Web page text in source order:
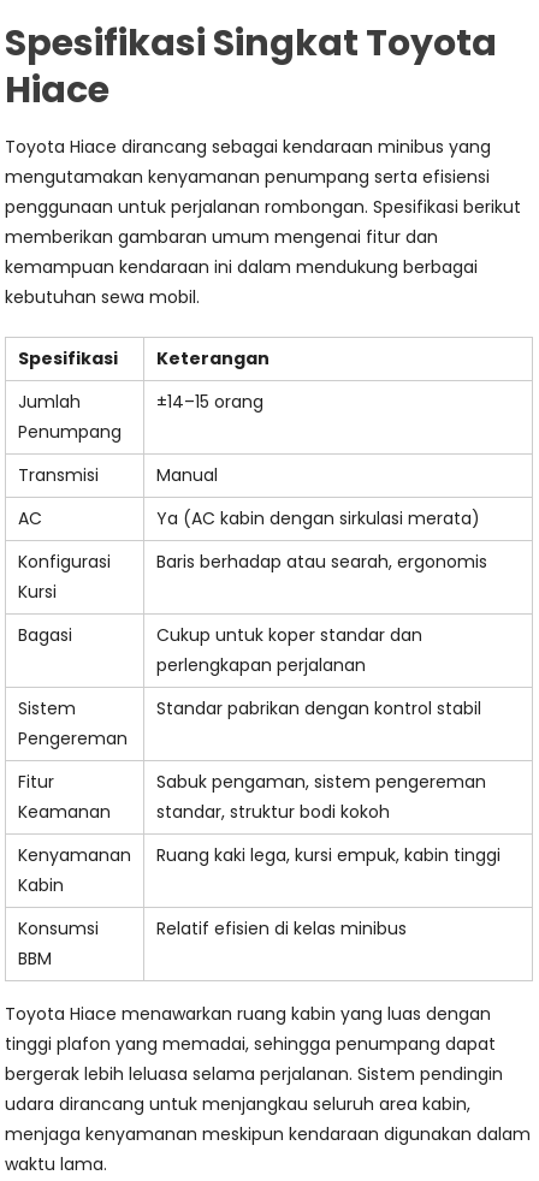
Spesifikasi Singkat Toyota
Hiace
Toyota Hiace dirancang sebagai kendaraan minibus yang
mengutamakan kenyamanan penumpang serta efisiensi
penggunaan untuk perjalanan rombongan. Spesifikasi berikut
memberikan gambaran umum mengenai fitur dan
kemampuan kendaraan ini dalam mendukung berbagai
kebutuhan sewa mobil.
Spesifikasi
Keterangan
Jumlah
Penumpang
±14–15 orang
Transmisi
Manual
AC
Ya (AC kabin dengan sirkulasi merata)
Konfigurasi
Kursi
Baris berhadap atau searah, ergonomis
Bagasi
Cukup untuk koper standar dan
perlengkapan perjalanan
Sistem
Pengereman
Standar pabrikan dengan kontrol stabil
Fitur
Keamanan
Sabuk pengaman, sistem pengereman
standar, struktur bodi kokoh
Kenyamanan
Kabin
Ruang kaki lega, kursi empuk, kabin tinggi
Konsumsi
BBM
Relatif efisien di kelas minibus
Toyota Hiace menawarkan ruang kabin yang luas dengan
tinggi plafon yang memadai, sehingga penumpang dapat
bergerak lebih leluasa selama perjalanan. Sistem pendingin
udara dirancang untuk menjangkau seluruh area kabin,
menjaga kenyamanan meskipun kendaraan digunakan dalam
waktu lama.